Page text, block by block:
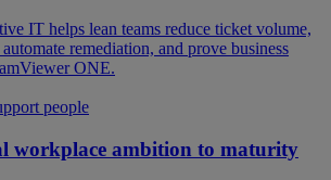
IT helps lean teams reduce ticket volume,
remediation, and prove business
ONE.
people
workplace ambition to maturity